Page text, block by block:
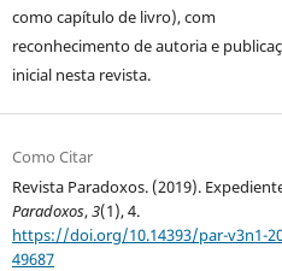
como capítulo de livro), com
reconhecimento de autoria e
inicial nesta revista.
Como Citar
Revista Paradoxos. (2019).
Paradoxos,3(1), 4.
https://doi.org/10.14393/par-v3n1-
49687